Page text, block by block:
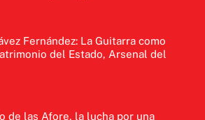
Fernández: La Guitarra como
del Estado, Arsenal del
de las Afore, la lucha por una